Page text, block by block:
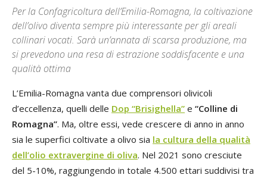
Per la Confagricoltura dell’Emilia-Romagna, la coltivazione
dell’olivo diventa sempre più interessante per gli areali
collinari vocati. Sarà un’annata di scarsa produzione, ma
si prevedono una resa di estrazione soddisfacente e una
qualità ottima
L’Emilia-Romagna vanta due comprensori olivicoli
d’eccellenza, quelli delle Dop “Brisighella” e “Colline di
Romagna”. Ma, oltre essi, vede crescere di anno in anno
sia le superfici coltivate a olivo sia la cultura della qualità
dell’olio extravergine di oliva. Nel 2021 sono cresciute
del 5-10%, raggiungendo in totale 4.500 ettari suddivisi tra